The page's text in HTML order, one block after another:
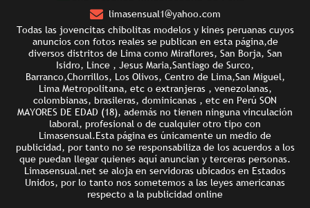
limasensual1@yahoo.com
Todas las jovencitas chibolitas modelos y kines peruanas cuyos
anuncios con fotos reales se publican en esta página,de
diversos distritos de Lima como Miraflores, San Borja, San
Isidro, Lince , Jesus Maria,Santiago de Surco,
Barranco,Chorrillos, Los Olivos, Centro de Lima,San Miguel,
Lima Metropolitana, etc o extranjeras , venezolanas,
colombianas, brasileras, dominicanas , etc en Perú SON
MAYORES DE EDAD (18), además no tienen ninguna vinculación
laboral, profesional o de cualquier otro tipo con
Limasensual.Esta página es únicamente un medio de
publicidad, por tanto no se responsabiliza de los acuerdos a los
que puedan llegar quienes aquí anuncian y terceras personas.
Limasensual.net se aloja en servidoras ubicados en Estados
Unidos, por lo tanto nos sometemos a las leyes americanas
respecto a la publicidad online